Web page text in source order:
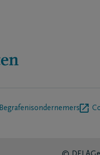
Begrafenisondernemers